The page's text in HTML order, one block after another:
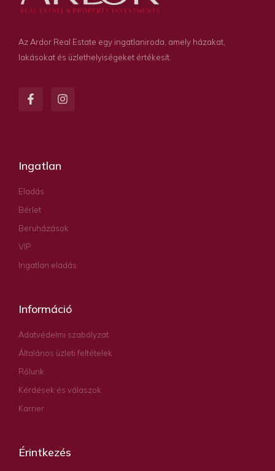
Az Ardor Real Estate egy ingatlaniroda, amely házakat,
lakásokat és üzlethelyiségeket értékesít.
Ingatlan
Eladás
Bérlet
Beruházások
VIP
Ingatlan eladás
Információ
Adatvédelmi szabályzat
Általános üzleti feltételek
Rólunk
Kérdések és válaszok
Karrier
Érintkezés